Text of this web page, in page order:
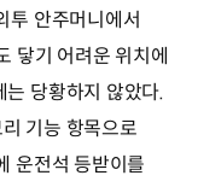
투 안주머니에서
닿기 어려운 위치에
당황하지 않았다.
기능 항목으로
운전석 등받이를